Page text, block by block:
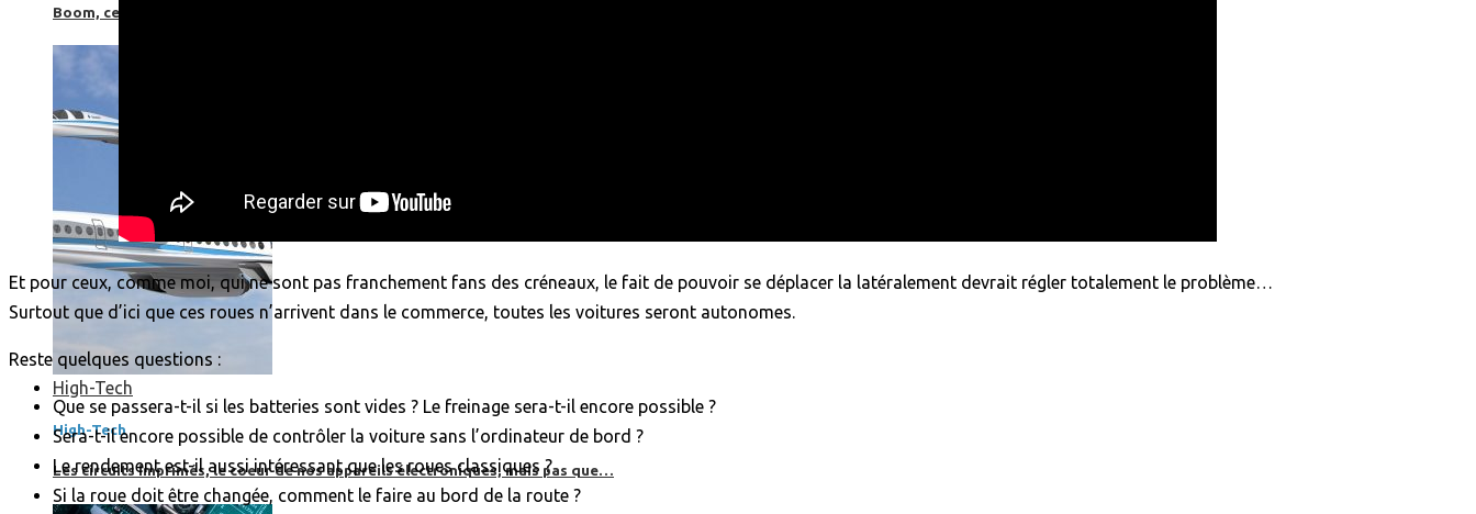
Boom, cet avion de ligne supersonique pourrait être le futur Concorde !
High-Tech
High-Tech
Les circuits imprimés, le coeur de nos appareils électroniques, mais pas que…
Et pour ceux, comme moi, qui ne sont pas franchement fans des créneaux, le fait de pouvoir se déplacer la latéralement devrait régler totalement le problème…
Surtout que d’ici que ces roues n’arrivent dans le commerce, toutes les voitures seront autonomes.
Reste quelques questions :
Que se passera-t-il si les batteries sont vides ? Le freinage sera-t-il encore possible ?
Sera-t-il encore possible de contrôler la voiture sans l’ordinateur de bord ?
Le rendement est-il aussi intéressant que les roues classiques ?
Si la roue doit être changée, comment le faire au bord de la route ?